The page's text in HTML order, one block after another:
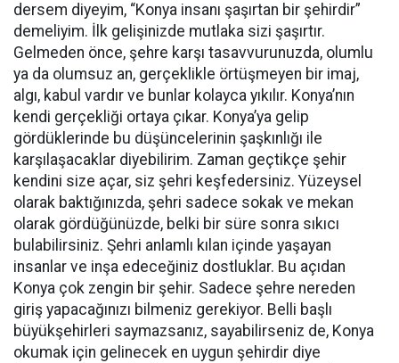
dersem diyeyim, “Konya insanı şaşırtan bir şehirdir”
demeliyim. İlk gelişinizde mutlaka sizi şaşırtır.
Gelmeden önce, şehre karşı tasavvurunuzda, olumlu
ya da olumsuz an, gerçeklikle örtüşmeyen bir imaj,
algı, kabul vardır ve bunlar kolayca yıkılır. Konya’nın
kendi gerçekliği ortaya çıkar. Konya’ya gelip
gördüklerinde bu düşüncelerinin şaşkınlığı ile
karşılaşacaklar diyebilirim. Zaman geçtikçe şehir
kendini size açar, siz şehri keşfedersiniz. Yüzeysel
olarak baktığınızda, şehri sadece sokak ve mekan
olarak gördüğünüzde, belki bir süre sonra sıkıcı
bulabilirsiniz. Şehri anlamlı kılan içinde yaşayan
insanlar ve inşa edeceğiniz dostluklar. Bu açıdan
Konya çok zengin bir şehir. Sadece şehre nereden
giriş yapacağınızı bilmeniz gerekiyor. Belli başlı
büyükşehirleri saymazsanız, sayabilirseniz de, Konya
okumak için gelinecek en uygun şehirdir diye